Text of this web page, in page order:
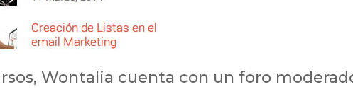
Wontalia cuenta con un foro